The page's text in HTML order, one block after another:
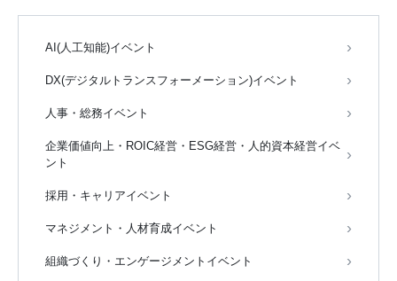
AI(人工知能)イベント
DX(デジタルトランスフォーメーション)イベント
人事・総務イベント
企業価値向上・ROIC経営・ESG経営・人的資本経営イベ
ント
採用・キャリアイベント
マネジメント・人材育成イベント
組織づくり・エンゲージメントイベント